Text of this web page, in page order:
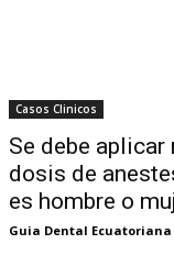
Casos Clinicos
Se debe
dosis de
es hombre o
Guia Dental Ecuatoriana